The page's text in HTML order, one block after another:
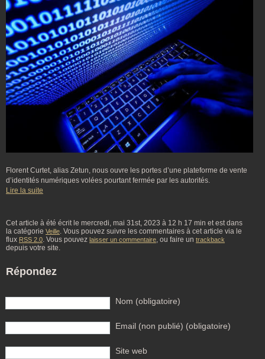
Florent Curtet, alias Zetun, nous ouvre les portes d’une plateforme de vente
d’identités numériques volées pourtant fermée par les autorités.
Lire la suite
Cet article à été écrit le mercredi, mai 31st, 2023 à 12 h 17 min et est dans
la catégorie Veille. Vous pouvez suivre les commentaires à cet article via le
flux RSS 2.0. Vous pouvez laisser un commentaire, ou faire un trackback
depuis votre site.
Répondez
Nom (obligatoire)
Email (non publié) (obligatoire)
Site web